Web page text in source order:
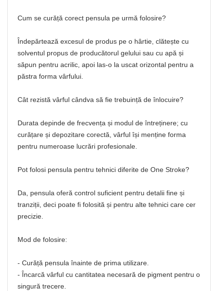
Cum se curăță corect pensula pe urmă folosire?
Îndepărtează excesul de produs pe o hârtie, clătește cu
solventul propus de producătorul gelului sau cu apă și
săpun pentru acrilic, apoi las-o la uscat orizontal pentru a
păstra forma vârfului.
Cât rezistă vârful cândva să fie trebuință de înlocuire?
Durata depinde de frecvența și modul de întreținere; cu
curățare și depozitare corectă, vârful își menține forma
pentru numeroase lucrări profesionale.
Pot folosi pensula pentru tehnici diferite de One Stroke?
Da, pensula oferă control suficient pentru detalii fine și
tranziții, deci poate fi folosită și pentru alte tehnici care cer
precizie.
Mod de folosire:
- Curăță pensula înainte de prima utilizare.
- Încarcă vârful cu cantitatea necesară de pigment pentru o
singură trecere.